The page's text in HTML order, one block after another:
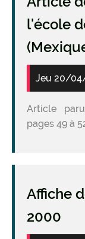
l'école
Jeu 20/
Article
pages 49 à
Affiche
2000